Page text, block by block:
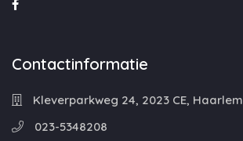
Contactinformatie
Kleverparkweg 24, 2023 CE, Haarlem
023-5348208